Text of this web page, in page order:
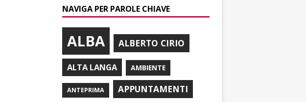
NAVIGA PER PAROLE CHIAVE
ALBA ALBERTO CIRIO
ALTA LANGA AMBIENTE
ANTEPRIMA
APPUNTAMENTI